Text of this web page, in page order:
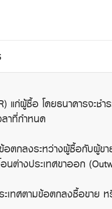
ก่ผู้ซื้อ โดยธนาคารจะชำ
ลาที่กำหนด
อตกลงระหว่างผู้ซื้อกับผู้
ต่างประเทศขาออก
ะเทศตามข้อตกลงซื้อขาย